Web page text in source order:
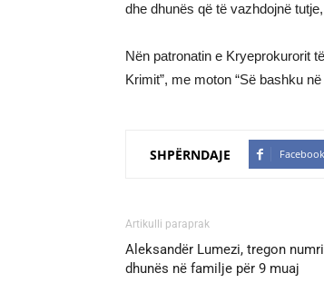
dhe dhunës që të vazhdojnë
Nën patronatin e Kryeprokurorit
Krimit”, me moton “Së bashku
SHPËRNDAJE Facebook
Artikulli paraprak
Aleksandër Lumezi, tregon
dhunës në familje për 9 muaj